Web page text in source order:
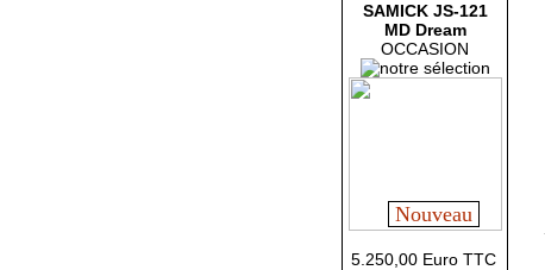
SAMICK JS-121
MD Dream
OCCASION
Nouveau
5.250,00 Euro TTC